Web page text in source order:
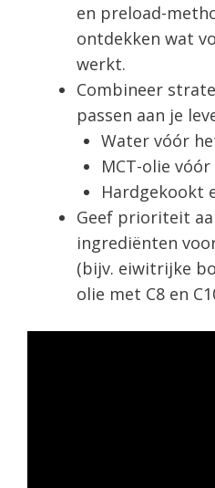
en preload-
ontdekken wat
werkt.
Combineer
passen aan je
Water vóór
MCT-olie
Hardgekookt
Geef prioriteit
ingrediënten
(bijv. eiwitrijke
olie met C8 en